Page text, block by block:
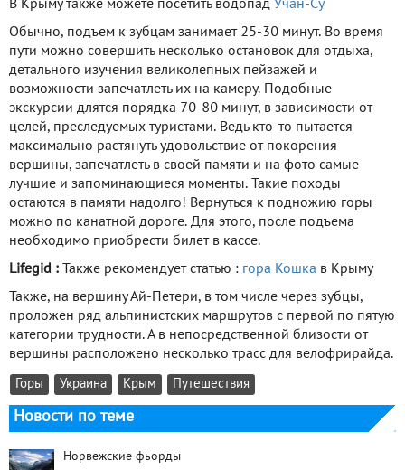
В Крыму также можете посетить водопад Учан-Су
Обычно, подъем к зубцам занимает 25-30 минут. Во время
пути можно совершить несколько остановок для отдыха,
детального изучения великолепных пейзажей и
возможности запечатлеть их на камеру. Подобные
экскурсии длятся порядка 70-80 минут, в зависимости от
целей, преследуемых туристами. Ведь кто-то пытается
максимально растянуть удовольствие от покорения
вершины, запечатлеть в своей памяти и на фото самые
лучшие и запоминающиеся моменты. Такие походы
остаются в памяти надолго! Вернуться к подножию горы
можно по канатной дороге. Для этого, после подъема
необходимо приобрести билет в кассе.
Lifegid : Также рекомендует статью : гора Кошка в Крыму
Также, на вершину Ай-Петери, в том числе через зубцы,
проложен ряд альпинистских маршрутов с первой по пятую
категории трудности. А в непосредственной близости от
вершины расположено несколько трасс для велофрирайда.
Горы Украина Крым Путешествия
Новости по теме
Норвежские фьорды